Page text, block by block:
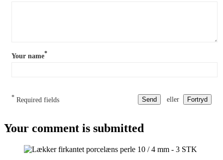
Your name*
* Required fields Send eller Fortryd
Your comment is submitted